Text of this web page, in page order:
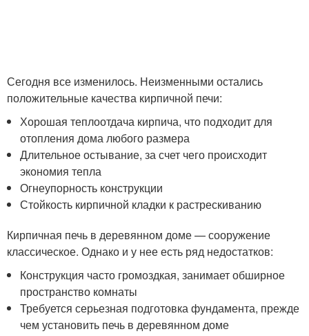
Сегодня все изменилось. Неизменными остались
положительные качества кирпичной печи:
Хорошая теплоотдача кирпича, что подходит для
отопления дома любого размера
Длительное остывание, за счет чего происходит
экономия тепла
Огнеупорность конструкции
Стойкость кирпичной кладки к растрескиванию
Кирпичная печь в деревянном доме — сооружение
классическое. Однако и у нее есть ряд недостатков:
Конструкция часто громоздкая, занимает обширное
пространство комнаты
Требуется серьезная подготовка фундамента, прежде
чем установить печь в деревянном доме